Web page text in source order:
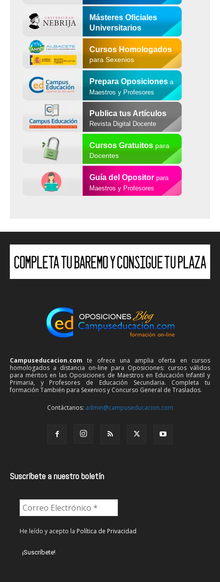
Másteres Oficiales
Universitarios
Cursos Homologados
para Sexenios
Prepara Oposiciones a
Maestros y Profesores
Publica tus Artículos
Revista Digital Docente
Cursos Gratuitospara
Docentes
Guía del Opositor para
Maestros y Profesores
Campuseducacion.com te ofrece una amplia oferta en cursos
homologados a distancia on-line para Oposiciones: cursos válidos
para méritos en las Oposiciones de Maestros en Educación Infantil y
Primaria, y Profesores de Educación Secundaria. Completa tu
formación También para Sexenios y Concurso General de Traslados.
Contáctanos: admin@campuseducacion.com
Suscríbete a nuestro boletín
He leído y acepto la Política de Privacidad